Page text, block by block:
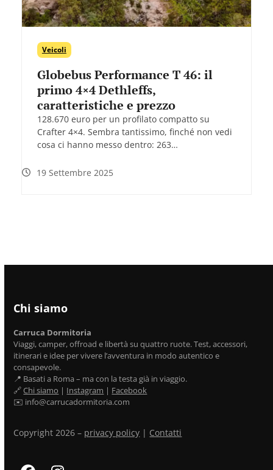
Veicoli
Globebus Performance T 46: il
primo 4×4 Dethleffs,
caratteristiche e prezzo
128.670 euro per un profilato compatto su
Crafter 4×4. Sembra tantissimo, finché non vedi
cosa ci hanno messo dentro: 263…
19 Settembre 2025
Chi siamo
Carruca Dormitoria
Viaggi, camper, offroad e libertà su quattro ruote. Test, accessori,
itinerari e idee per vivere l’avventura in modo autentico e
consapevole.
📍 Basati a Roma – ma con la testa già in viaggio.
🔗Chi siamo | Instagram | Facebook
✉️ info@carrucadormitoria.com
Copyright 2026 – privacy policy | Contatti